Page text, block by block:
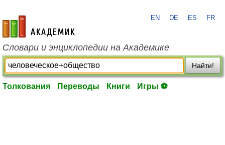
academic.ru
EN DE ES FR
Словари и энциклопедии на Академике
Найти!
Толкования Переводы Книги Игры ⚽